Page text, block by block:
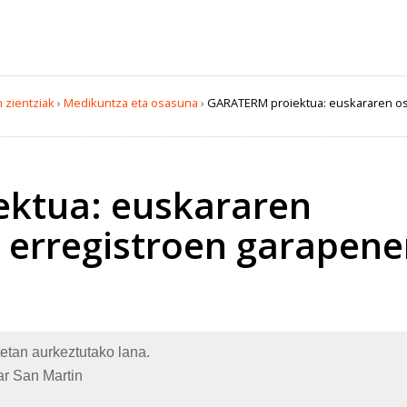
zientziak› Medikuntza eta osasuna › GARATERM proiektua: euskararen
euskararen
aurkeztutako lana.
San Martin